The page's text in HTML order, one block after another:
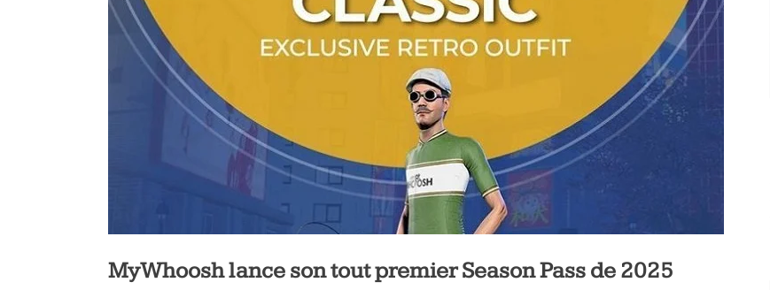
vélo
triathlon
MyWhoosh lance son tout premier Season Pass de 2025